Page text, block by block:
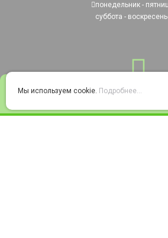
Войти
понедельник -
суббота -
Мы используем cookie. Подробнее...